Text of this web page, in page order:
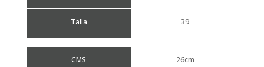
Talla 39
CMS 26cm